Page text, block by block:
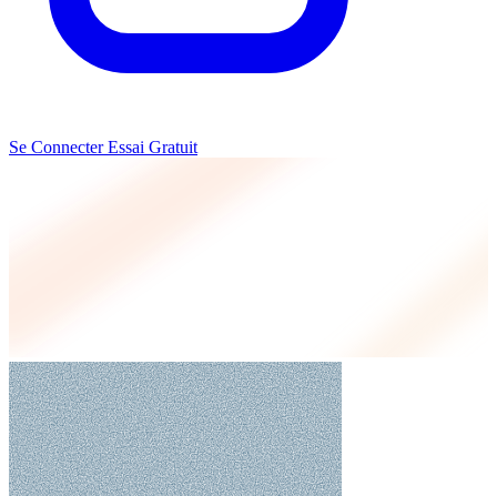
Se ConnecterEssai Gratuit